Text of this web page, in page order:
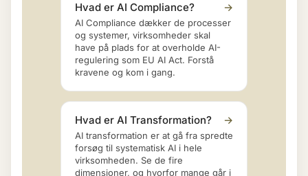
Hvad er AI Compliance? →
AI Compliance dækker de processer
og systemer, virksomheder skal
have på plads for at overholde AI-
regulering som EU AI Act. Forstå
kravene og kom i gang.
Hvad er AI Transformation? →
AI transformation er at gå fra spredte
forsøg til systematisk AI i hele
virksomheden. Se de fire
dimensioner, og hvorfor mange går i